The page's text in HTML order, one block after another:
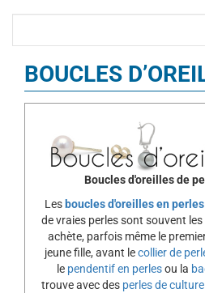
BOUCLES
Boucles d'oreilles de
Les boucles d'oreilles en
de vraies perles sont souvent
achète, parfois même le
jeune fille, avant lecollier de
le pendentif en perlesou la
trouve avec des perles de